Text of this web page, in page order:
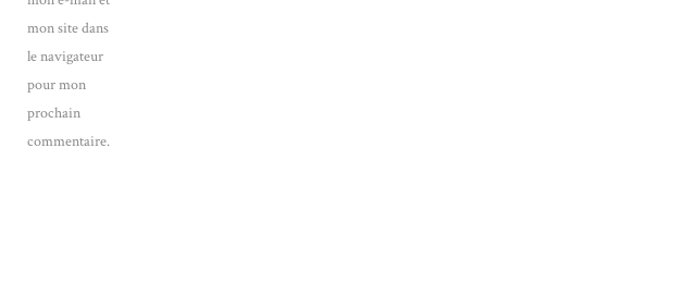
mon site dans
le navigateur
pour mon
prochain
commentaire.